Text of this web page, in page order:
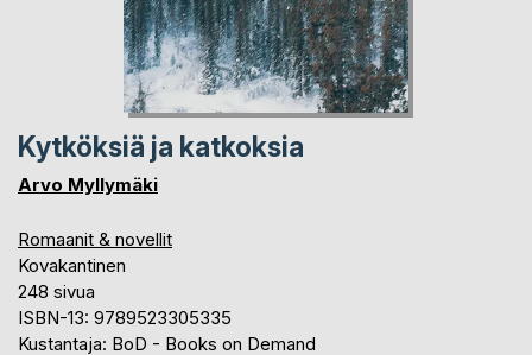
Kytköksiä ja katkoksia
Arvo Myllymäki
Romaanit & novellit
Kovakantinen
248 sivua
ISBN-13: 9789523305335
Kustantaja: BoD - Books on Demand